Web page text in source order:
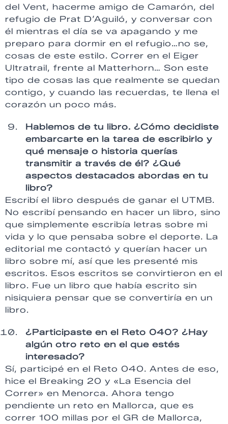
del Vent, hacerme amigo de Camarón, del
refugio de Prat D’Aguiló, y conversar con
él mientras el día se va apagando y me
preparo para dormir en el refugio…no se,
cosas de este estilo. Correr en el Eiger
Ultratrail, frente al Matterhorn… Son este
tipo de cosas las que realmente se quedan
contigo, y cuando las recuerdas, te llena el
corazón un poco más.
Hablemos de tu libro. ¿Cómo decidiste
embarcarte en la tarea de escribirlo y
qué mensaje o historia querías
transmitir a través de él? ¿Qué
aspectos destacados abordas en tu
libro?
Escribí el libro después de ganar el UTMB.
No escribí pensando en hacer un libro, sino
que simplemente escribía letras sobre mi
vida y lo que pensaba sobre el deporte. La
editorial me contactó y querían hacer un
libro sobre mí, así que les presenté mis
escritos. Esos escritos se convirtieron en el
libro. Fue un libro que había escrito sin
nisiquiera pensar que se convertiría en un
libro.
¿Participaste en el Reto 040? ¿Hay
algún otro reto en el que estés
interesado?
Sí, participé en el Reto 040. Antes de eso,
hice el Breaking 20 y «La Esencia del
Correr» en Menorca. Ahora tengo
pendiente un reto en Mallorca, que es
correr 100 millas por el GR de Mallorca,